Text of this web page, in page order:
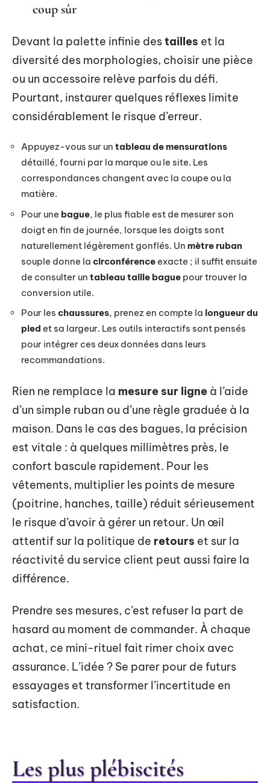
coup sûr
Devant la palette infinie destailles et la
diversité des morphologies, choisir une pièce
ou un accessoire relève parfois du défi.
Pourtant, instaurer quelques réflexes limite
considérablement le risque d’erreur.
Appuyez-vous sur un tableau de mensurations
détaillé, fourni par la marque ou le site. Les
correspondances changent avec la coupe ou la
matière.
Pour une bague, le plus fiable est de mesurer son
doigt en fin de journée, lorsque les doigts sont
naturellement légèrement gonflés. Un mètre ruban
souple donne la circonférence exacte ; il suffit ensuite
de consulter un tableau taille bague pour trouver la
conversion utile.
Pour les chaussures, prenez en compte la longueur du
pied et sa largeur. Les outils interactifs sont pensés
pour intégrer ces deux données dans leurs
recommandations.
Rien ne remplace la mesure sur ligne à l’aide
d’un simple ruban ou d’une règle graduée à la
maison. Dans le cas des bagues, la précision
est vitale : à quelques millimètres près, le
confort bascule rapidement. Pour les
vêtements, multiplier les points de mesure
(poitrine, hanches, taille) réduit sérieusement
le risque d’avoir à gérer un retour. Un œil
attentif sur la politique de retours et sur la
réactivité du service client peut aussi faire la
différence.
Prendre ses mesures, c’est refuser la part de
hasard au moment de commander. À chaque
achat, ce mini-rituel fait rimer choix avec
assurance. L’idée ? Se parer pour de futurs
essayages et transformer l’incertitude en
satisfaction.
Les plus plébiscités